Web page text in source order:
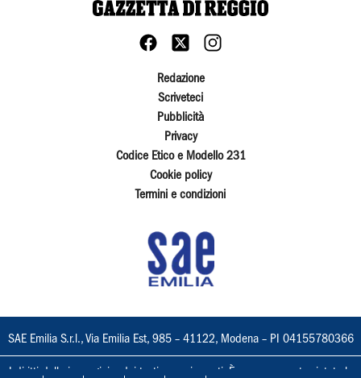
Redazione
Scriveteci
Pubblicità
Privacy
Codice Etico e Modello 231
Cookie policy
Termini e condizioni
SAE Emilia S.r.l., Via Emilia Est, 985 – 41122, Modena – PI 04155780366
I diritti delle immagini e dei testi sono riservati. È espressamente vietata la